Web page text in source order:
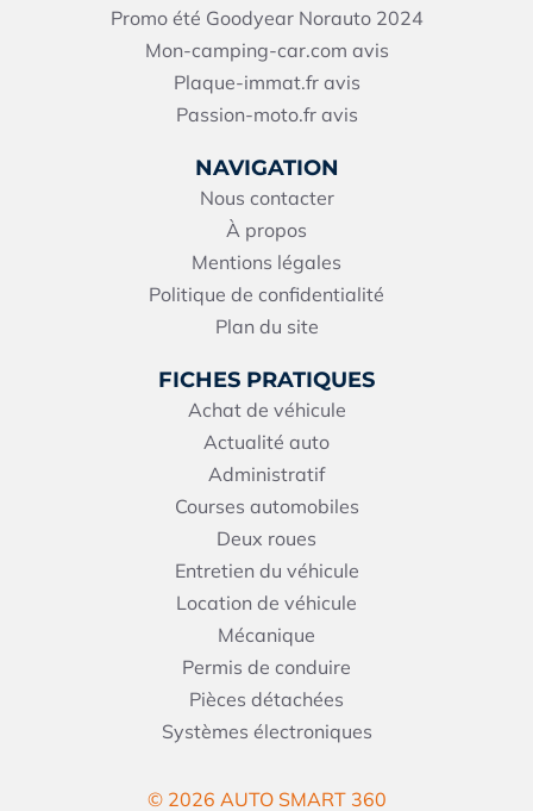
FICHES PRATIQUES
Achat de véhicule
Actualité auto
Administratif
Courses automobiles
Deux roues
Entretien du véhicule
Location de véhicule
Mécanique
Permis de conduire
Pièces détachées
Systèmes électroniques
NAVIGATION
Nous contacter
À propos
Mentions légales
Politique de confidentialité
Plan du site
Promo été Goodyear Norauto 2024
Mon-camping-car.com avis
Plaque-immat.fr avis
Passion-moto.fr avis
© 2026 AUTO SMART 360